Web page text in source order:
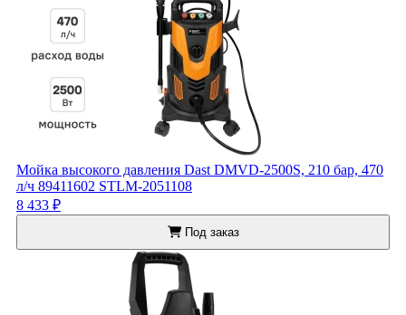
Мойка высокого давления Dast DMVD-2500S, 210 бар, 470
л/ч 89411602 STLM-2051108
8 433 ₽
Под заказ